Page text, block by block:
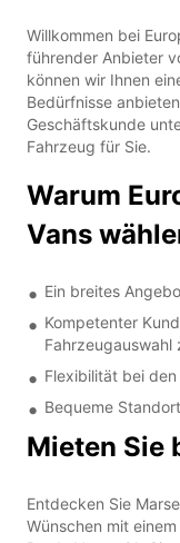
Willkommen bei
führender Anbieter
können wir Ihnen
Bedürfnisse
Geschäftskunde
Fahrzeug für Sie.
Warum
Vans
Ein breites
Kompetenter
Fahrzeugauswahl
Flexibilität bei
Bequeme
Mieten Sie
Entdecken Sie
Wünschen mit